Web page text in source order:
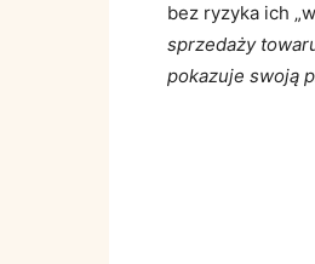
bez ryzyka ich
sprzedaży
pokazuje swoją